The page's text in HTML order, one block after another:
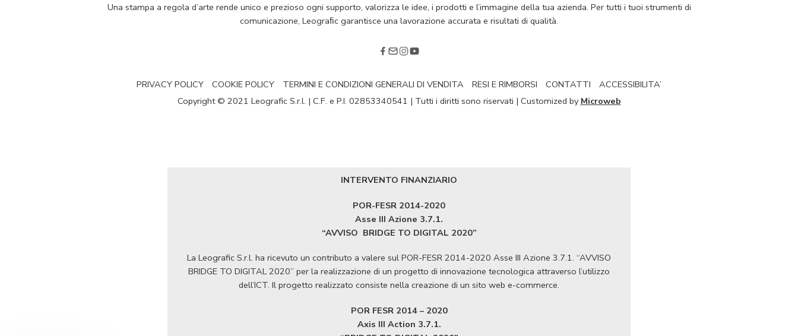
Una stampa a regola d’arte rende unico e prezioso ogni supporto, valorizza le idee, i prodotti e l’immagine della tua azienda. Per tutti i tuoi strumenti di
comunicazione, Leograﬁc garantisce una lavorazione accurata e risultati di qualità.
PRIVACY POLICY COOKIE POLICY TERMINI E CONDIZIONI GENERALI DI VENDITA RESI E RIMBORSI CONTATTI
ACCESSIBILITA’
Copyright © 2021 Leografic S.r.l. | C.F. e P.I. 02853340541 | Tutti i diritti sono riservati | Customized by Microweb
INTERVENTO FINANZIARIO
POR-FESR 2014-2020
Asse III Azione 3.7.1.
“AVVISO BRIDGE TO DIGITAL 2020”
La Leografic S.r.l. ha ricevuto un contributo a valere sul POR-FESR 2014-2020 Asse III Azione 3.7.1. “AVVISO
BRIDGE TO DIGITAL 2020” per la realizzazione di un progetto di innovazione tecnologica attraverso l’utilizzo
dell’ICT. Il progetto realizzato consiste nella creazione di un sito web e-commerce.
POR FESR 2014 – 2020
Axis III Action 3.7.1.